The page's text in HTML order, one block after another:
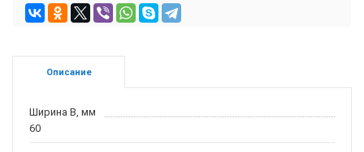
Описание
Ширина B, мм
60